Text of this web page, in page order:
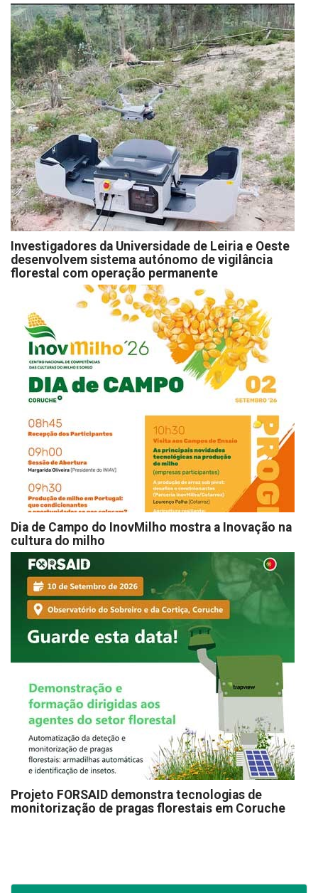
Investigadores da Universidade de Leiria e Oeste
desenvolvem sistema autónomo de vigilância
florestal com operação permanente
Dia de Campo do InovMilho mostra a Inovação na
cultura do milho
Projeto FORSAID demonstra tecnologias de
monitorização de pragas florestais em Coruche